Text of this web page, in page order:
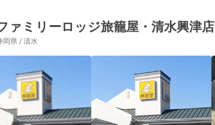
ァミリーロッジ旅籠屋・清水興津店
岡県 / 清水